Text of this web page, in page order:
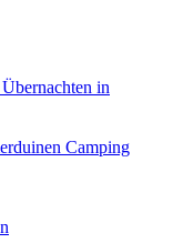
in
Camping